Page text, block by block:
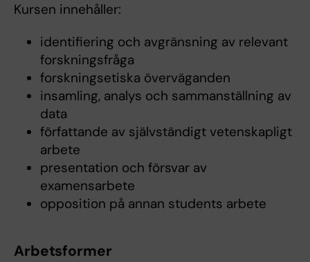
Kursen innehåller:
identifiering och avgränsning av relevant
forskningsfråga
forskningsetiska överväganden
insamling, analys och sammanställning av
data
författande av självständigt vetenskapligt
arbete
presentation och försvar av
examensarbete
opposition på annan students arbete
Arbetsformer